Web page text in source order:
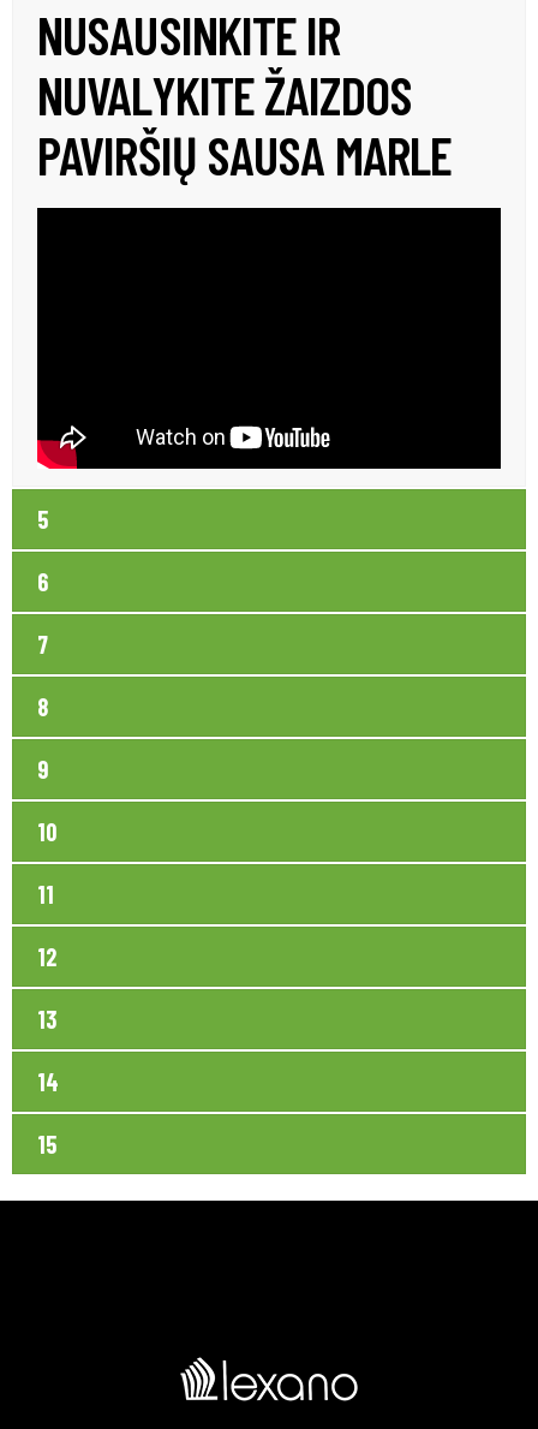
NUSAUSINKITE IR
NUVALYKITE ŽAIZDOS
PAVIRŠIŲ SAUSA MARLE
5
6
7
8
9
10
11
12
13
14
15